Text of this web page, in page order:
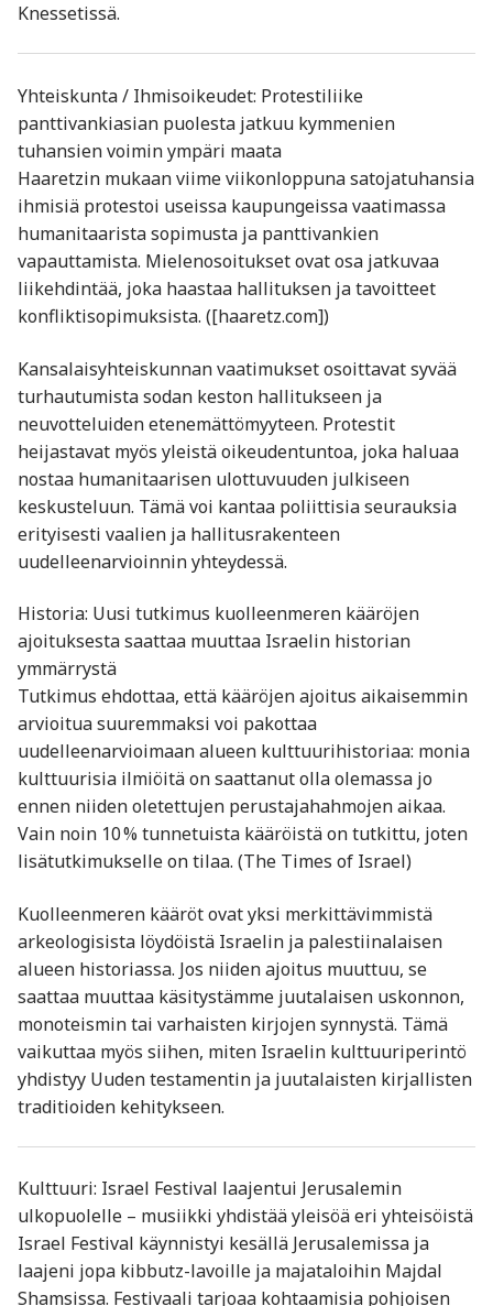
Knessetissä.
Yhteiskunta / Ihmisoikeudet: Protestiliike
panttivankiasian puolesta jatkuu kymmenien
tuhansien voimin ympäri maata
Haaretzin mukaan viime viikonloppuna satojatuhansia
ihmisiä protestoi useissa kaupungeissa vaatimassa
humanitaarista sopimusta ja panttivankien
vapauttamista. Mielenosoitukset ovat osa jatkuvaa
liikehdintää, joka haastaa hallituksen ja tavoitteet
konfliktisopimuksista. ([haaretz.com])
Kansalaisyhteiskunnan vaatimukset osoittavat syvää
turhautumista sodan keston hallitukseen ja
neuvotteluiden etenemättömyyteen. Protestit
heijastavat myös yleistä oikeudentuntoa, joka haluaa
nostaa humanitaarisen ulottuvuuden julkiseen
keskusteluun. Tämä voi kantaa poliittisia seurauksia
erityisesti vaalien ja hallitusrakenteen
uudelleenarvioinnin yhteydessä.
Historia: Uusi tutkimus kuolleenmeren kääröjen
ajoituksesta saattaa muuttaa Israelin historian
ymmärrystä
Tutkimus ehdottaa, että kääröjen ajoitus aikaisemmin
arvioitua suu­remmaksi voi pakottaa
uudelleenarvioimaan alueen kulttuurihistoriaa: monia
kulttuurisia ilmiöitä on saattanut olla olemassa jo
ennen niiden oletettujen perustajahahmojen aikaa.
Vain noin 10 % tunnetuista kääröistä on tutkittu, joten
lisätutkimukselle on tilaa. (The Times of Israel)
Kuolleenmeren kääröt ovat yksi merkittävimmistä
arkeologisista löydöistä Israelin ja palestiinalaisen
alueen historiassa. Jos niiden ajoitus muuttuu, se
saattaa muuttaa käsitystämme juutalaisen uskonnon,
monoteismin tai varhaisten kirjojen synnystä. Tämä
vaikuttaa myös siihen, miten Israelin kulttuuriperintö
yhdistyy Uuden testamentin ja juutalaisten kirjallisten
traditioiden kehitykseen.
Kulttuuri: Israel Festival laajentui Jerusalemin
ulkopuolelle – musiikki yhdistää yleisöä eri yhteisöistä
Israel Festival käynnistyi kesällä Jerusalemissa ja
laajeni jopa kibbutz-lavoille ja majataloihin Majdal
Shamsissa. Festivaali tarjoaa kohtaamisia pohjoisen